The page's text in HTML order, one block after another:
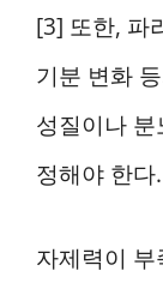
[3] 또한, 파
기분 변화
성질이나
정해야 한다.
자제력이